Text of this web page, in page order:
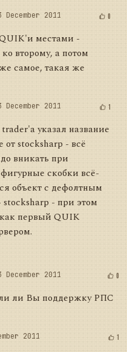
December 2011 0
местами -
второму, а потом
самое, такая же
December 2011 1
указал название
от stocksharp - всё
вникать при
скобки всё-
объект с дефолтным
- при этом
первый QUIK
December 2011 0
ли Вы поддержку РПС
2011 1